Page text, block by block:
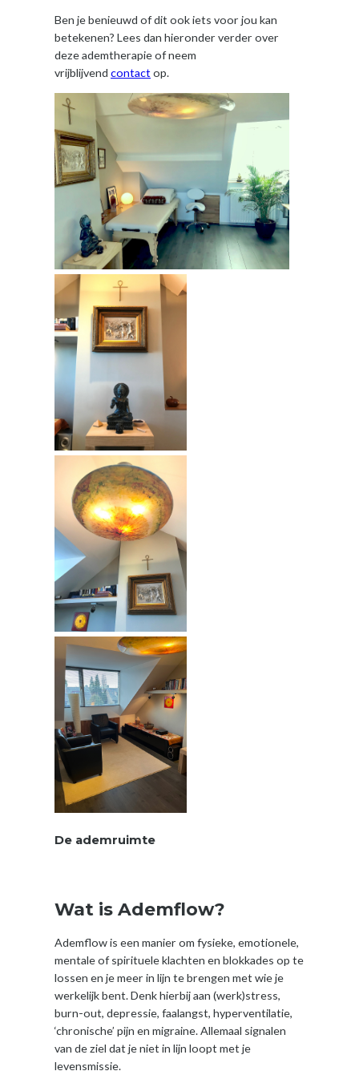
Ben je benieuwd of dit ook iets voor jou kan
betekenen? Lees dan hieronder verder over
deze ademtherapie of neem
vrijblijvend contactop.
De ademruimte
Wat is Ademflow?
Ademflow is een manier om fysieke, emotionele,
mentale of spirituele klachten en blokkades op te
lossen en je meer in lijn te brengen met wie je
werkelijk bent. Denk hierbij aan (werk)stress,
burn-out, depressie, faalangst, hyperventilatie,
‘chronische’ pijn en migraine. Allemaal signalen
van de ziel dat je niet in lijn loopt met je
levensmissie.